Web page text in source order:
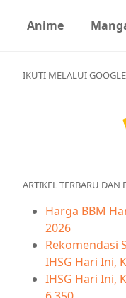
Anime
IKUTI MELALUI
ARTIKEL TERBARU DAN
Harga BBM
2026
Rekomendasi
IHSG Hari Ini,
IHSG Hari Ini,